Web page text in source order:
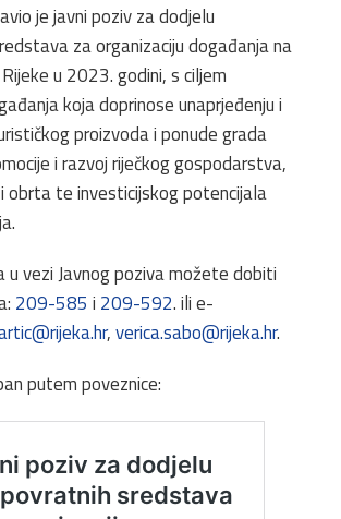
je javni poziv za dodjelu
za organizaciju događanja na
u 2023. godini, s ciljem
koja doprinose unaprjeđenju i
proizvoda i ponude grada
i razvoj riječkog gospodarstva,
obrta te investicijskog potencijala
u vezi Javnog poziva možete dobiti
209-585 i 209-592. ili e-
,verica.sabo@rijeka.hr.
putem poveznice: